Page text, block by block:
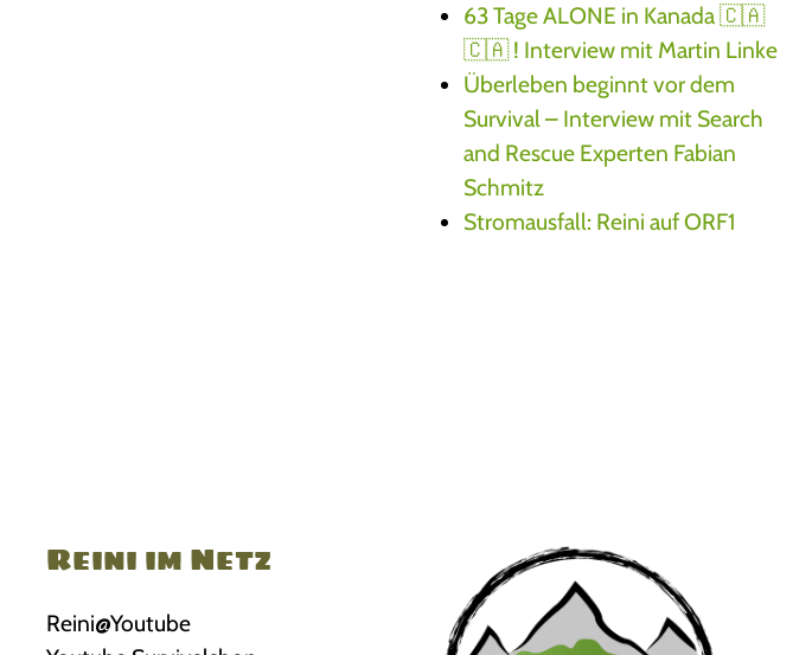
63 Tage ALONE in Kanada 🇨🇦
🇨🇦 ! Interview mit Martin Linke
Überleben beginnt vor dem
Survival – Interview mit Search
and Rescue Experten Fabian
Schmitz
Stromausfall: Reini auf ORF1
Reini im Netz
Reini@Youtube